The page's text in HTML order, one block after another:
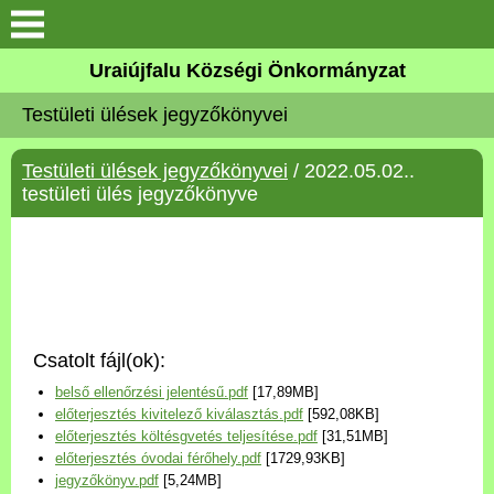
Köszöntő
Elérhetőségek
Uraiújfalu
Választási információk
Versenyképes Járások
Program
Uraiújfalu Községi Önkormányzat
Testületi ülések jegyzőkönyvei
Testületi ülések jegyzőkönyvei / 2022.05.02..
testületi ülés jegyzőkönyve
Csatolt fájl(ok):
belső ellenőrzési jelentésű.pdf [17,89MB]
előterjesztés kivitelező kiválasztás.pdf [592,08KB]
előterjesztés költésgvetés teljesítése.pdf [31,51MB]
előterjesztés óvodai férőhely.pdf [1729,93KB]
jegyzőkönyv.pdf [5,24MB]